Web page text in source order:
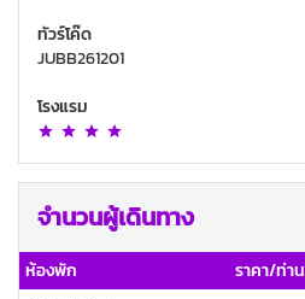
ทัวร์โค๊ด
JUBB261201
โรงแรม
จำนวนผู้เดินทาง
ห้องพัก ราคา/ท่าน